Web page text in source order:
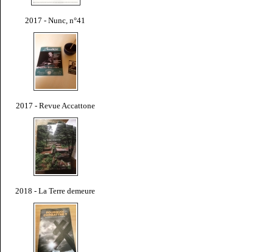
2017 - Nunc, n°41
2017 - Revue Accattone
2018 - La Terre demeure